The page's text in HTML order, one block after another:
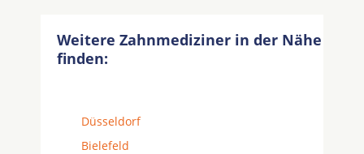
Weitere Zahnmediziner in der Nähe
finden:
Düsseldorf
Bielefeld